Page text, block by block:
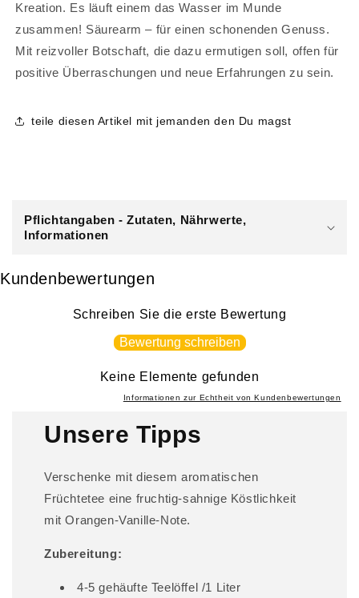
Kreation. Es läuft einem das Wasser im Munde
zusammen! Säurearm – für einen schonenden Genuss.
Mit reizvoller Botschaft, die dazu ermutigen soll, offen für
positive Überraschungen und neue Erfahrungen zu sein.
teile diesen Artikel mit jemanden den Du magst
l
Pflichtangaben - Zutaten, Nährwerte,
Informationen
Kundenbewertungen
Schreiben Sie die erste Bewertung
Bewertung schreiben
Keine Elemente gefunden
Informationen zur Echtheit von Kundenbewertungen
Unsere Tipps
Verschenke mit diesem aromatischen
Früchtetee eine fruchtig-sahnige Köstlichkeit
mit Orangen-Vanille-Note.
Zubereitung:
4-5 gehäufte Teelöffel /1 Liter